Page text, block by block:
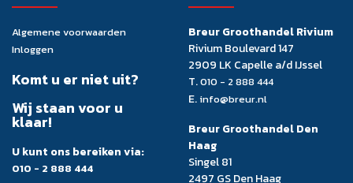
Algemene voorwaarden
Inloggen
Komt u er niet uit?
Wij staan voor u
klaar!
U kunt ons bereiken via:
010 - 2 888 444
Breur Groothandel Rivium
Rivium Boulevard 147
2909 LK Capelle a/d IJssel
T.010 - 2 888 444
E. info@breur.nl
Breur Groothandel Den
Haag
Singel 81
2497 GS Den Haag